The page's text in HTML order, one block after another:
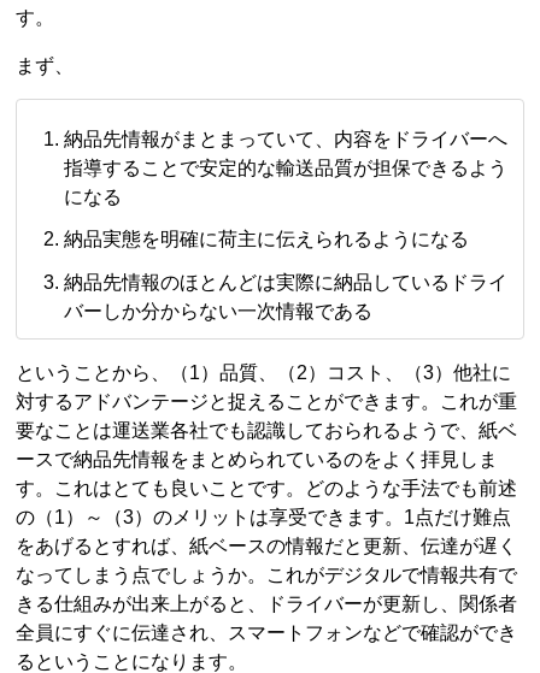
す。
まず、
納品先情報がまとまっていて、内容をドライバーへ
指導することで安定的な輸送品質が担保できるよう
になる
納品実態を明確に荷主に伝えられるようになる
納品先情報のほとんどは実際に納品しているドライ
バーしか分からない一次情報である
ということから、（1）品質、（2）コスト、（3）他社に
対するアドバンテージと捉えることができます。これが重
要なことは運送業各社でも認識しておられるようで、紙ベ
ースで納品先情報をまとめられているのをよく拝見しま
す。これはとても良いことです。どのような手法でも前述
の（1）～（3）のメリットは享受できます。1点だけ難点
をあげるとすれば、紙ベースの情報だと更新、伝達が遅く
なってしまう点でしょうか。これがデジタルで情報共有で
きる仕組みが出来上がると、ドライバーが更新し、関係者
全員にすぐに伝達され、スマートフォンなどで確認ができ
るということになります。